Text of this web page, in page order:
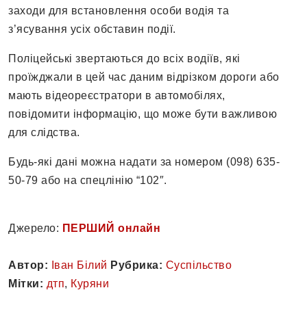
заходи для встановлення особи водія та
з’ясування усіх обставин події.
Поліцейські звертаються до всіх водіїв, які
проїжджали в цей час даним відрізком дороги або
мають відеореєстратори в автомобілях,
повідомити інформацію, що може бути важливою
для слідства.
Будь-які дані можна надати за номером (098) 635-
50-79 або на спецлінію “102″.
Джерело: ПЕРШИЙ онлайн
Автор: Іван Білий Рубрика: Суспільство
Мітки: дтп, Куряни